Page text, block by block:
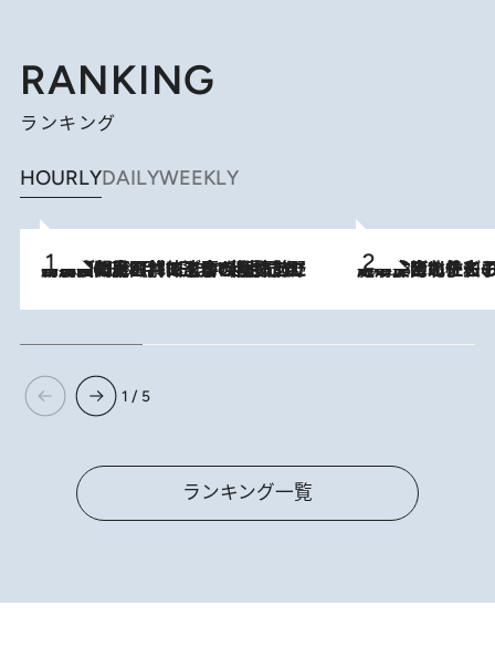
RANKING
ランキング
HOURLYDAILYWEEKLY
2026.8.8
「最後に見られてよかった」上野動物園の東園パンダ舎が解体前に特別公開。8月16日まで延長されたパネル展と共に辿る“半世紀”のパンダ飼育《解体工事の図面あり》 2026.8.3
《「文士の子ども被害者の会」発足！》阿川佐和子（72）が語る遠藤周作に北杜夫、劇作家・矢代静一の子どもたちの“文豪プライベート事件簿”
1 / 5
ランキング一覧